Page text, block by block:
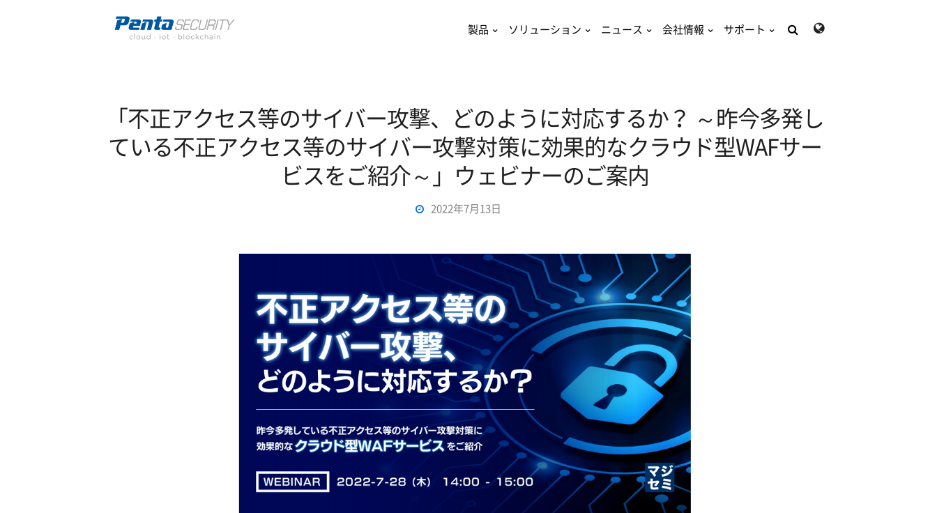
製品 ソリューション ニュース 会社情報 サポート
「不正アクセス等のサイバー攻撃、どのように対応するか？ ～昨今多発し
ている不正アクセス等のサイバー攻撃対策に効果的なクラウド型WAFサー
ビスをご紹介～」ウェビナーのご案内
2022年7月13日